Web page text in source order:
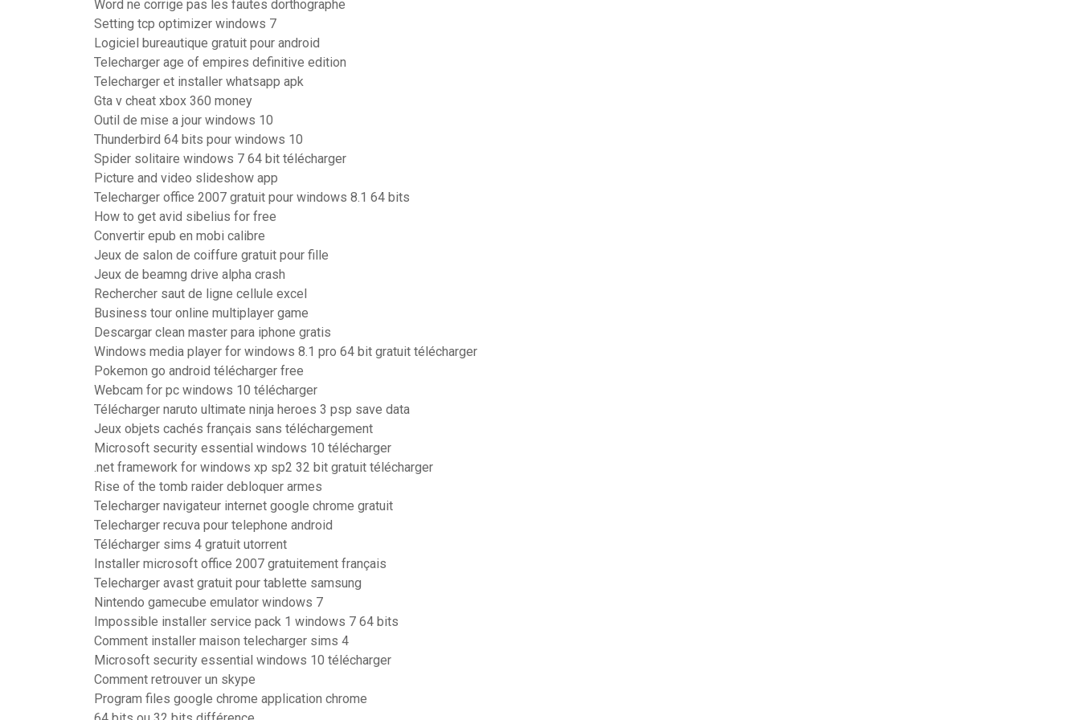
Word ne corrige pas les fautes dorthographe
Setting tcp optimizer windows 7
Logiciel bureautique gratuit pour android
Telecharger age of empires definitive edition
Telecharger et installer whatsapp apk
Gta v cheat xbox 360 money
Outil de mise a jour windows 10
Thunderbird 64 bits pour windows 10
Spider solitaire windows 7 64 bit télécharger
Picture and video slideshow app
Telecharger office 2007 gratuit pour windows 8.1 64 bits
How to get avid sibelius for free
Convertir epub en mobi calibre
Jeux de salon de coiffure gratuit pour fille
Jeux de beamng drive alpha crash
Rechercher saut de ligne cellule excel
Business tour online multiplayer game
Descargar clean master para iphone gratis
Windows media player for windows 8.1 pro 64 bit gratuit télécharger
Pokemon go android télécharger free
Webcam for pc windows 10 télécharger
Télécharger naruto ultimate ninja heroes 3 psp save data
Jeux objets cachés français sans téléchargement
Microsoft security essential windows 10 télécharger
.net framework for windows xp sp2 32 bit gratuit télécharger
Rise of the tomb raider debloquer armes
Telecharger navigateur internet google chrome gratuit
Telecharger recuva pour telephone android
Télécharger sims 4 gratuit utorrent
Installer microsoft office 2007 gratuitement français
Telecharger avast gratuit pour tablette samsung
Nintendo gamecube emulator windows 7
Impossible installer service pack 1 windows 7 64 bits
Comment installer maison telecharger sims 4
Microsoft security essential windows 10 télécharger
Comment retrouver un skype
Program files google chrome application chrome